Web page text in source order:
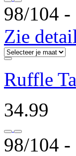
98/104
Zie
Ruffle
34.99
98/104